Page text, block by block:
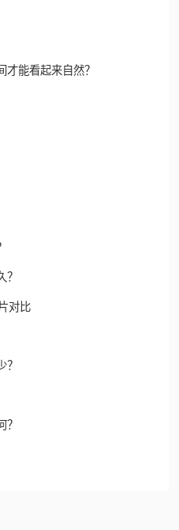
能看起来自然？
？
对比